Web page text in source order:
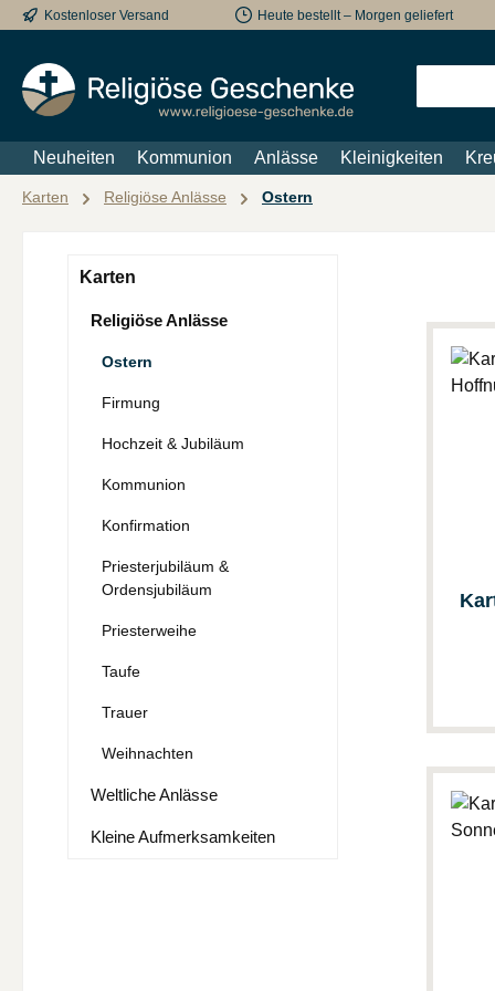
Hauptinhalt springen
Zur Suche springen
Zur Hauptnavigation springen
Kostenloser Versand Heute bestellt – Morgen geliefert
Neuheiten Kommunion Anlässe Kleinigkeiten
Karten Religiöse Anlässe Ostern
Karten
Religiöse Anlässe
Ostern
Firmung
Hochzeit & Jubiläum
Kommunion
Konfirmation
Priesterjubiläum &
Ordensjubiläum
Priesterweihe
Taufe
Trauer
Weihnachten
Weltliche Anlässe
Kleine Aufmerksamkeiten